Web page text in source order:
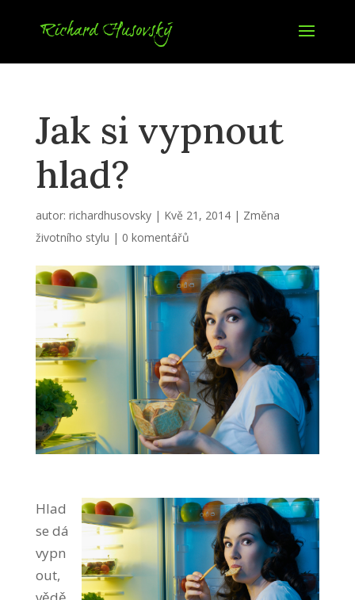
Jak si vypnout
hlad?
autor: richardhusovsky| Kvě 21, 2014| Změna
životního stylu | 0 komentářů
Hlad
se dá
vypn
out,